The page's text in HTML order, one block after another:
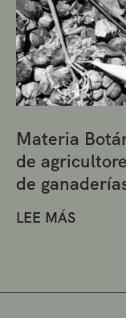
Materia
de
de
LEE MÁS